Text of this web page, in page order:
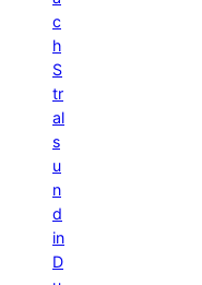
c
h
S
tr
al
s
u
n
d
in
D